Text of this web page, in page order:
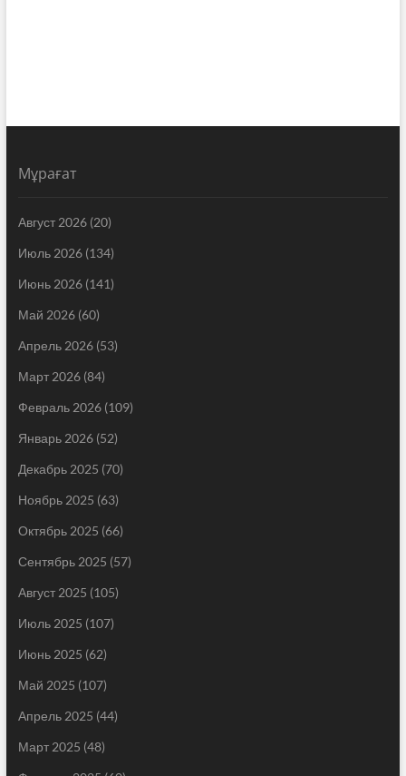
Мұрағат
Август 2026(20)
Июль 2026(134)
Июнь 2026(141)
Май 2026(60)
Апрель 2026(53)
Март 2026(84)
Февраль 2026(109)
Январь 2026(52)
Декабрь 2025 (70)
Ноябрь 2025 (63)
Октябрь 2025 (66)
Сентябрь 2025 (57)
Август 2025 (105)
Июль 2025 (107)
Июнь 2025 (62)
Май 2025 (107)
Апрель 2025 (44)
Март 2025 (48)